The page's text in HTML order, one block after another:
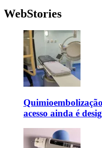
WebStories
acesso ainda é